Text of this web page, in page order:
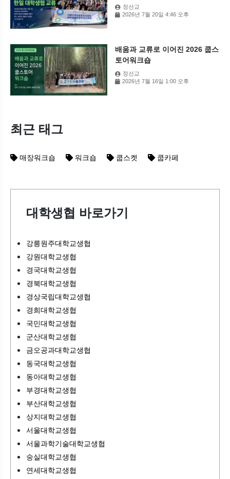
정선교
2026년 7월 20일 4:46 오후
배움과 교류로 이어진 2026 쿱스
토어워크숍
정선교
2026년 7월 16일 1:00 오후
최근 태그
매장워크숍 워크숍 쿱스켓 쿱카페
대학생협 바로가기
강릉원주대학교생협
강원대학교생협
경국대학교생협
경북대학교생협
경상국립대학교생협
경희대학교생협
국민대학교생협
군산대학교생협
금오공과대학교생협
동국대학교생협
동아대학교생협
부경대학교생협
부산대학교생협
상지대학교생협
서울대학교생협
서울과학기술대학교생협
숭실대학교생협
연세대학교생협